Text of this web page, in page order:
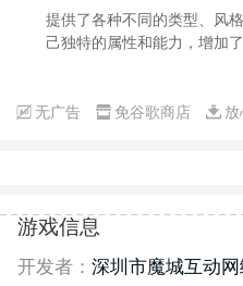
提供了各种不同的类型、风
己独特的属性和能力，增加了
无广告 免谷歌商店
游戏信息
开发者： 深圳市魔城互动